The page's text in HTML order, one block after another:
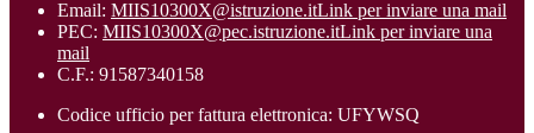
Email: MIIS10300X@istruzione.itLink per inviare una mail
PEC: MIIS10300X@pec.istruzione.itLink per inviare una
mail
C.F.: 91587340158
Codice ufficio per fattura elettronica: UFYWSQ